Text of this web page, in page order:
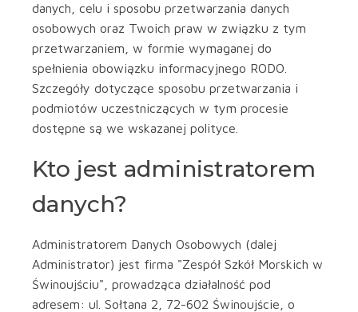
danych, celu i sposobu przetwarzania danych
osobowych oraz Twoich praw w związku z tym
przetwarzaniem, w formie wymaganej do
spełnienia obowiązku informacyjnego RODO.
Szczegóły dotyczące sposobu przetwarzania i
podmiotów uczestniczących w tym procesie
dostępne są we wskazanej polityce.
Kto jest administratorem
danych?
Administratorem Danych Osobowych (dalej
Administrator) jest firma "Zespół Szkół Morskich w
Świnoujściu", prowadząca działalność pod
adresem: ul. Sołtana 2, 72-602 Świnoujście, o